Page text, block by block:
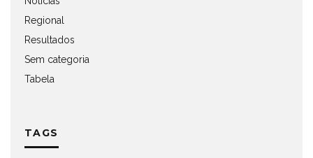
Regional
Resultados
Sem categoria
Tabela
TAGS